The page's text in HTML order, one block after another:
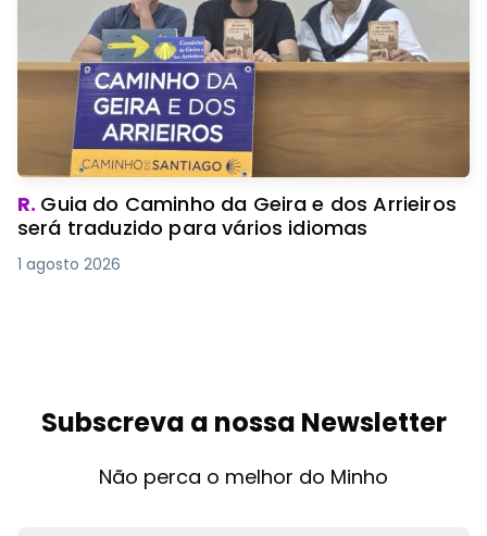
R. Guia do Caminho da Geira e dos Arrieiros
será traduzido para vários idiomas
1 agosto 2026
Subscreva a nossa Newsletter
Não perca o melhor do Minho